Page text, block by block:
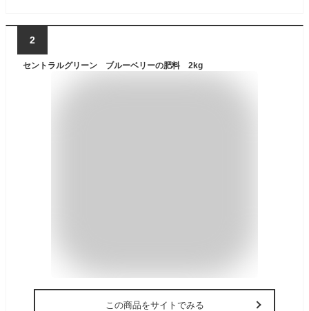
2
セントラルグリーン ブルーベリーの肥料 2kg
この商品をサイトでみる